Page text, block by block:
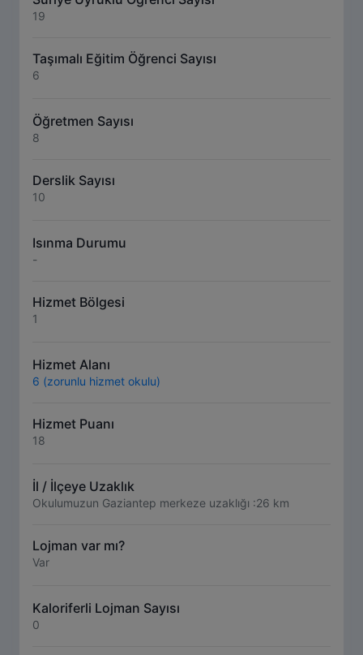
19
Taşımalı Eğitim Öğrenci Sayısı
6
Öğretmen Sayısı
8
Derslik Sayısı
10
Isınma Durumu
-
Hizmet Bölgesi
1
Hizmet Alanı
6 (zorunlu hizmet okulu)
Hizmet Puanı
18
İl / İlçeye Uzaklık
Okulumuzun Gaziantep merkeze uzaklığı :26 km
Lojman var mı?
Var
Kaloriferli Lojman Sayısı
0